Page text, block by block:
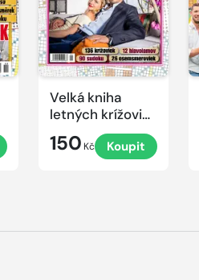
Velká kniha
letných krížoviek
s TV JOJ 2026
150 Kč Koupit